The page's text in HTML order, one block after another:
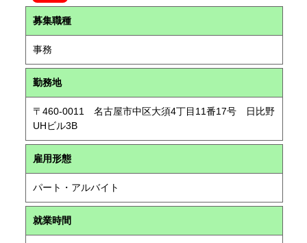
募集職種
事務
勤務地
〒460-0011 名古屋市中区大須4丁目11番17号 日比野
UHビル3B
雇用形態
パート・アルバイト
就業時間